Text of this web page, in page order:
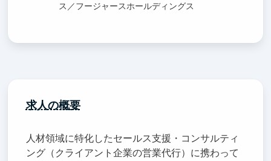
ス／フージャースホールディングス
求人の概要
人材領域に特化したセールス支援・コンサルティ
ング（クライアント企業の営業代行）に携わって